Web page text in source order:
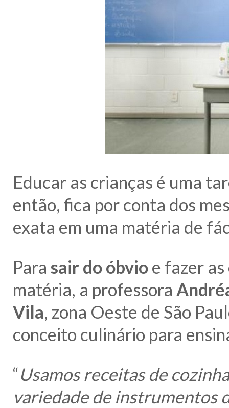
Educar as crianças é uma
então, fica por conta dos
exata em uma matéria de
Para sair do óbvioe fazer
matéria, a professora
Vila, zona Oeste de São
conceito culinário para
“Usamos receitas de
variedade de instrumentos